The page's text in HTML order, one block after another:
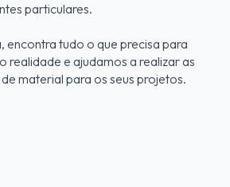
particulares.
encontra tudo o que precisa para
realidade e ajudamos a realizar as
material para os seus projetos.